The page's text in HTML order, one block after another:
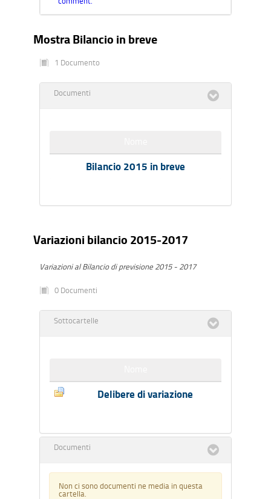
Mostra Bilancio in breve
1 Documento
Documenti
Bilancio 2015 in breve
Variazioni bilancio 2015-2017
Variazioni al Bilancio di previsione 2015 - 2017
0 Documenti
Sottocartelle
Delibere di variazione
Documenti
Non ci sono documenti ne media in questa
cartella.